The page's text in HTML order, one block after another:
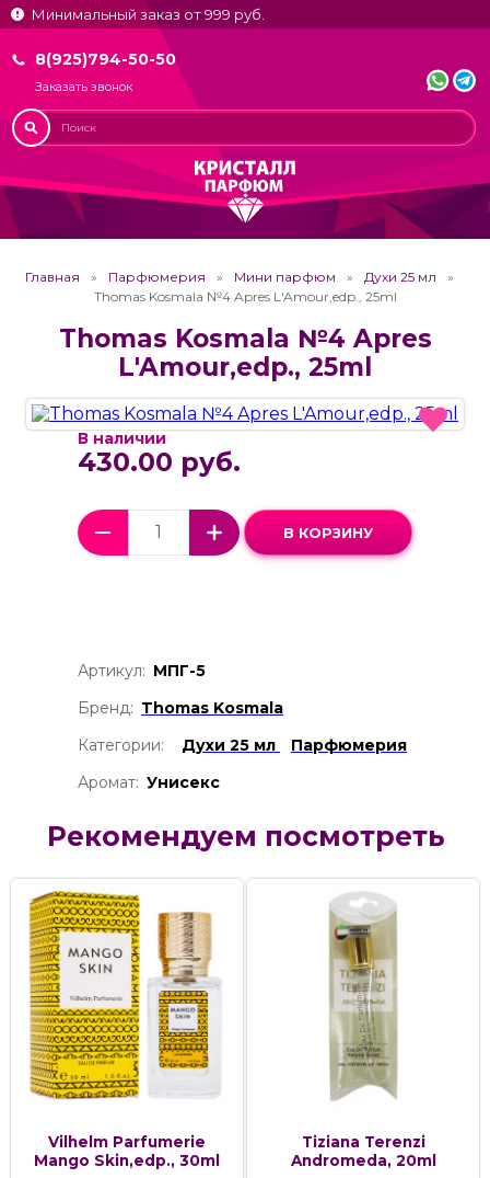
Минимальный заказ от 999 руб.
8(925)794-50-50
Заказать звонок
Главная Парфюмерия Мини парфюм
Духи 25 мл
Thomas Kosmala №4 Apres L'Amour,edp., 25ml
Thomas Kosmala №4 Apres
L'Amour,edp., 25ml
В наличии
430.00 руб.
В КОРЗИНУ
Артикул: МПГ-5
Бренд: Thomas Kosmala
Категории:
Духи 25 мл
Парфюмерия
Аромат: Унисекс
Рекомендуем посмотреть
Vilhelm Parfumerie
Mango Skin,edp., 30ml
Tiziana Terenzi
Andromeda, 20ml